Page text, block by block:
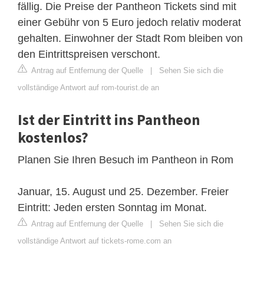
fällig. Die Preise der Pantheon Tickets sind mit
einer Gebühr von 5 Euro jedoch relativ moderat
gehalten. Einwohner der Stadt Rom bleiben von
den Eintrittspreisen verschont.
Antrag auf Entfernung der Quelle
Sehen Sie sich die
vollständige Antwort auf rom-tourist.de an
Ist der Eintritt ins Pantheon
kostenlos?
Planen Sie Ihren Besuch im Pantheon in Rom
Januar, 15. August und 25. Dezember. Freier
Eintritt: Jeden ersten Sonntag im Monat.
Antrag auf Entfernung der Quelle
Sehen Sie sich die
vollständige Antwort auf tickets-rome.com an